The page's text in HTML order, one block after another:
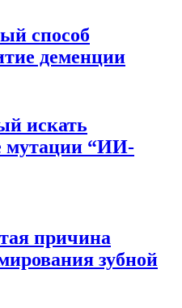
способ
деменции
искать
мутации “ИИ-
причина
зубной